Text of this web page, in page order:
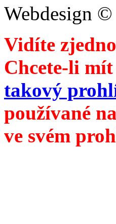
Webdesign
Vidíte
Chcete-li
takový
používané
ve svém